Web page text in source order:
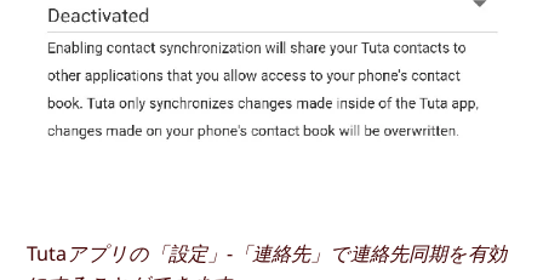
Tutaアプリの「設定」-「連絡先」で連絡先同期を有効